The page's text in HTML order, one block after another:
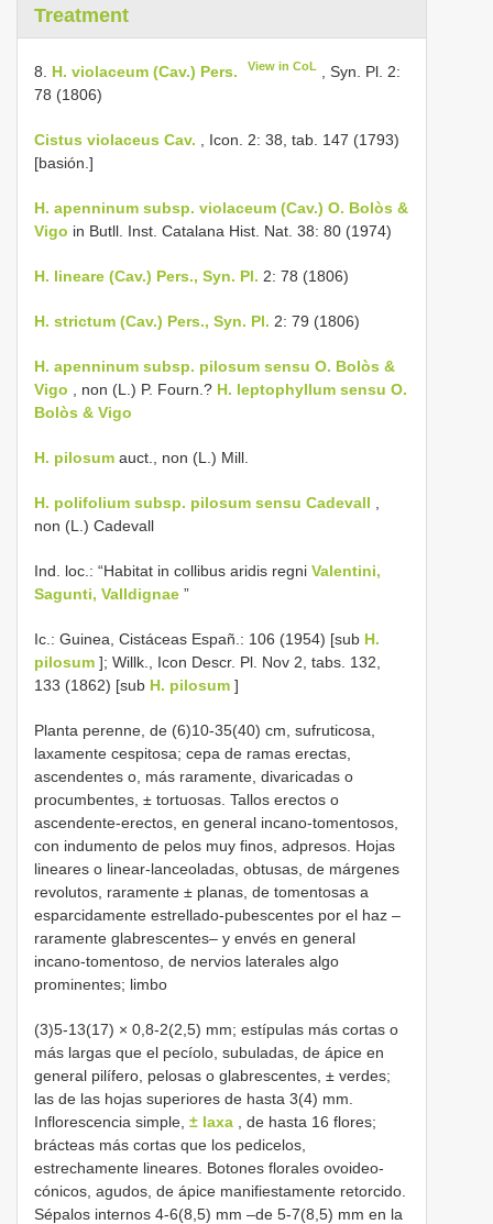
Treatment
8. H. violaceum (Cav.) Pers. View in CoL
, Syn. Pl. 2:
78 (1806)
Cistus violaceus Cav. , Icon. 2: 38, tab. 147 (1793)
[basión.]
H. apenninum subsp. violaceum (Cav.) O. Bolòs &
Vigo in Butll. Inst. Catalana Hist. Nat. 38: 80 (1974)
H. lineare (Cav.) Pers., Syn. Pl. 2: 78 (1806)
H. strictum (Cav.) Pers., Syn. Pl. 2: 79 (1806)
H. apenninum subsp. pilosum sensu O. Bolòs &
Vigo , non (L.) P. Fourn.? H. leptophyllum sensu O.
Bolòs & Vigo
H. pilosum auct., non (L.) Mill.
H. polifolium subsp. pilosum sensu Cadevall
non (L.) Cadevall
Ind. loc.: “Habitat in collibus aridis regni Valentini,
Sagunti, Valldignae ”
Ic.: Guinea, Cistáceas Españ.: 106 (1954) [sub H.
pilosum ]; Willk., Icon Descr. Pl. Nov 2, tabs. 132,
133 (1862) [sub H. pilosum ]
Planta perenne, de (6)10-35(40) cm, sufruticosa,
laxamente cespitosa; cepa de ramas erectas,
ascendentes o, más raramente, divaricadas o
procumbentes, ± tortuosas. Tallos erectos o
ascendente-erectos, en general incano-tomentosos,
con indumento de pelos muy finos, adpresos. Hojas
lineares o linear-lanceoladas, obtusas, de márgenes
revolutos, raramente ± planas, de tomentosas a
esparcidamente estrellado-pubescentes por el haz –
raramente glabrescentes– y envés en general
incano-tomentoso, de nervios laterales algo
prominentes; limbo
(3)5-13(17) × 0,8-2(2,5) mm; estípulas más cortas o
más largas que el pecíolo, subuladas, de ápice en
general pilífero, pelosas o glabrescentes, ± verdes;
las de las hojas superiores de hasta 3(4) mm.
Inflorescencia simple, ± laxa , de hasta 16 flores;
brácteas más cortas que los pedicelos,
estrechamente lineares. Botones florales ovoideo-
cónicos, agudos, de ápice manifiestamente retorcido.
Sépalos internos 4-6(8,5) mm –de 5-7(8,5) mm en la